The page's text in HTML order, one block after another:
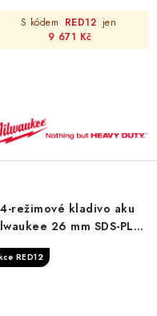
S kódem RED12 jen
9 671 Kč
4-režimové kladivo aku
26 mm SDS-PLUS
FIXTEC™ M18 FHX-0
RED12